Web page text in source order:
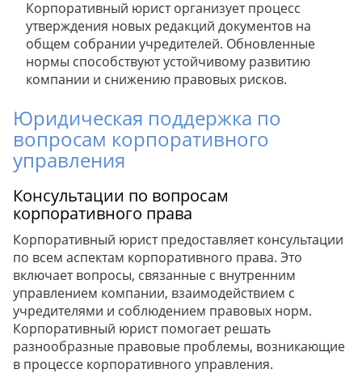
Корпоративный юрист организует процесс
утверждения новых редакций документов на
общем собрании учредителей. Обновленные
нормы способствуют устойчивому развитию
компании и снижению правовых рисков.
Юридическая поддержка по
вопросам корпоративного
управления
Консультации по вопросам
корпоративного права
Корпоративный юрист предоставляет консультации
по всем аспектам корпоративного права. Это
включает вопросы, связанные с внутренним
управлением компании, взаимодействием с
учредителями и соблюдением правовых норм.
Корпоративный юрист помогает решать
разнообразные правовые проблемы, возникающие
в процессе корпоративного управления.